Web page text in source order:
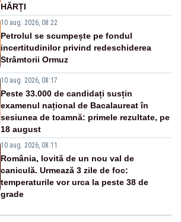
HĂRȚI
10 aug. 2026, 08:22
Petrolul se scumpește pe fondul
incertitudinilor privind redeschiderea
Strâmtorii Ormuz
10 aug. 2026, 08:17
Peste 33.000 de candidați susțin
examenul național de Bacalaureat în
sesiunea de toamnă: primele rezultate, pe
18 august
10 aug. 2026, 08:11
România, lovită de un nou val de
caniculă. Urmează 3 zile de foc:
temperaturile vor urca la peste 38 de
grade